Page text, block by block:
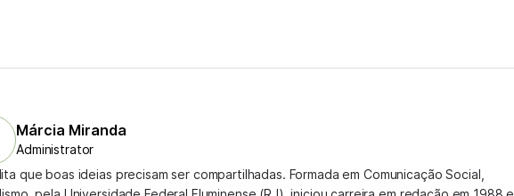
Márcia Miranda
Administrator
que boas ideias precisam ser compartilhadas. Formada em Comunicação Social,